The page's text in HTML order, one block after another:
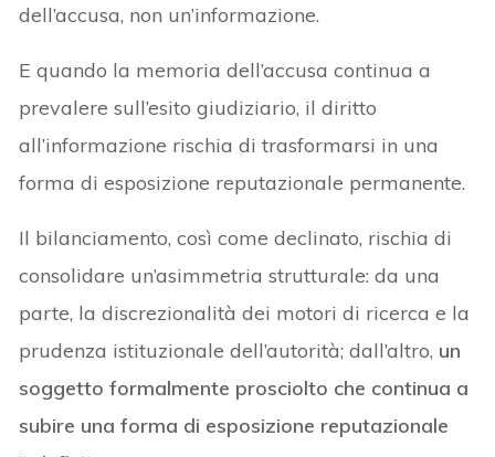
dell’accusa, non un’informazione.
E quando la memoria dell’accusa continua a
prevalere sull’esito giudiziario, il diritto
all’informazione rischia di trasformarsi in una
forma di esposizione reputazionale permanente.
Il bilanciamento, così come declinato, rischia di
consolidare un’asimmetria strutturale: da una
parte, la discrezionalità dei motori di ricerca e la
prudenza istituzionale dell’autorità; dall’altro, un
soggetto formalmente prosciolto che continua a
subire una forma di esposizione reputazionale